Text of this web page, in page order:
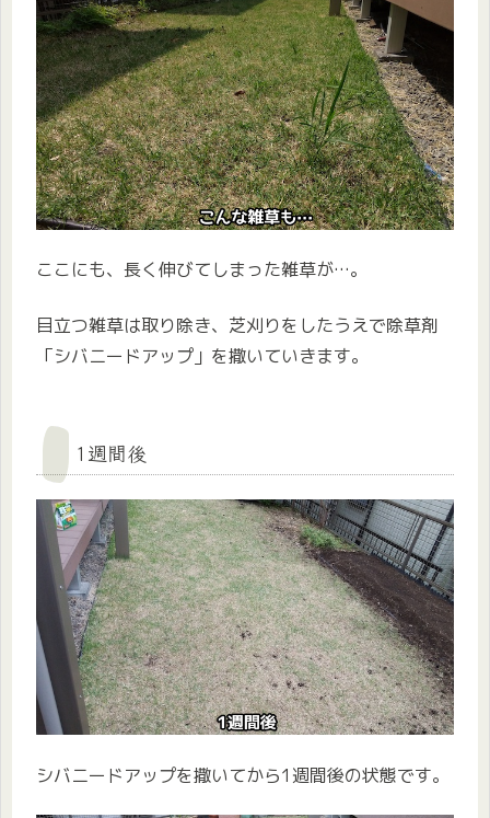
ここにも、長く伸びてしまった雑草が…。
目立つ雑草は取り除き、芝刈りをしたうえで除草剤
「シバニードアップ」を撒いていきます。
1週間後
シバニードアップを撒いてから1週間後の状態です。